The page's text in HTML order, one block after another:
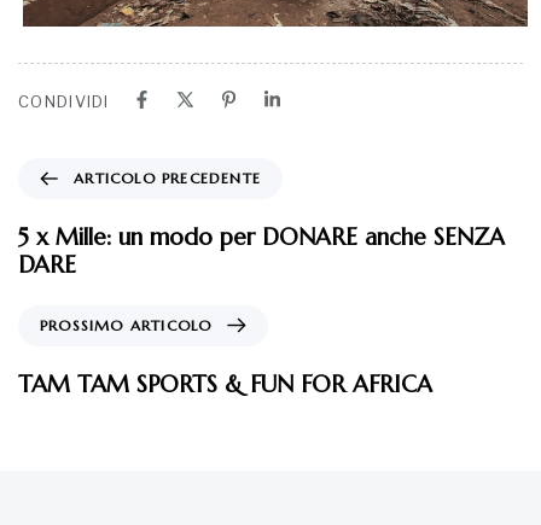
CONDIVIDI
ARTICOLO PRECEDENTE
5 x Mille: un modo per DONARE anche SENZA
DARE
PROSSIMO ARTICOLO
TAM TAM SPORTS & FUN FOR AFRICA